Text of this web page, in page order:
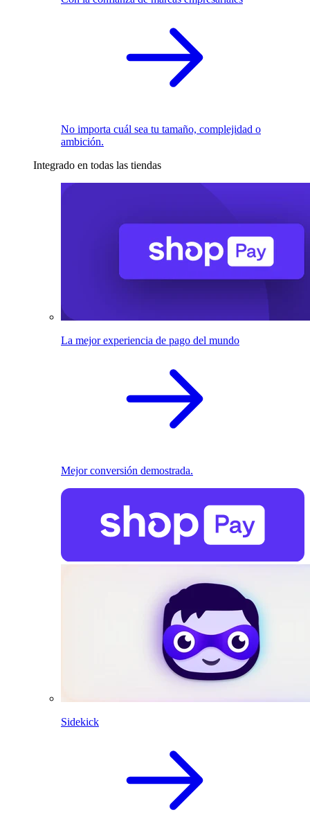
No importa cuál sea tu tamaño, complejidad o
ambición.
Integrado en todas las tiendas
La mejor experiencia de pago del mundo
Mejor conversión demostrada.
Sidekick